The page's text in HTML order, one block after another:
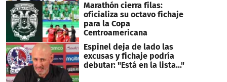
Marathón cierra filas:
oficializa su octavo fichaje
para la Copa
Centroamericana
Espinel deja de lado las
excusas y fichaje podría
debutar: "Está en la lista..."